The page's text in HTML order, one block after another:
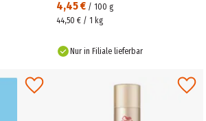
4,45 € / 100 g
44,50 € / 1 kg
Nur in Filiale lieferbar